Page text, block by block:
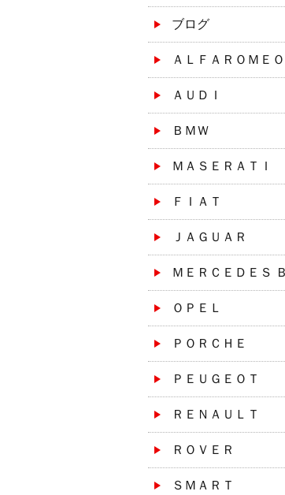
ブログ
ＡＬＦＡＲＯＭＥＯ
ＡＵＤＩ
ＢＭＷ
ＭＡＳＥＲＡＴＩ
ＦＩＡＴ
ＪＡＧＵＡＲ
ＭＥＲＣＥＤＥＳ
ＯＰＥＬ
ＰＯＲＣＨＥ
ＰＥＵＧＥＯＴ
ＲＥＮＡＵＬＴ
ＲＯＶＥＲ
ＳＭＡＲＴ